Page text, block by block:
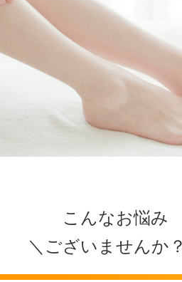
こんなお悩み
＼ございませんか